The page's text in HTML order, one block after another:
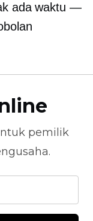
ada waktu —
pemilik